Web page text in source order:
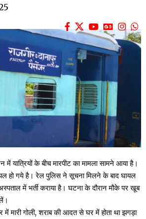
में यात्रियों के बीच मारपीट का मामला सामने आया है।
हो गये है। रेल पुलिस ने सूचना मिलने के बाद घायल
में भर्ती कराया है। घटना के दौरान मौके पर खूब
में मारी गोली, शराब की आदत से घर में होता था झगड़ा